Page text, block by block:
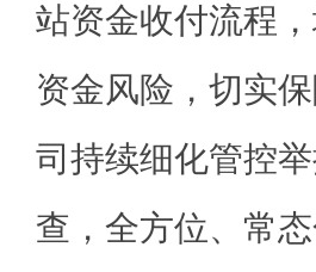
站资金收付流程
资金风险，切实
司持续细化管控
查，全方位、常